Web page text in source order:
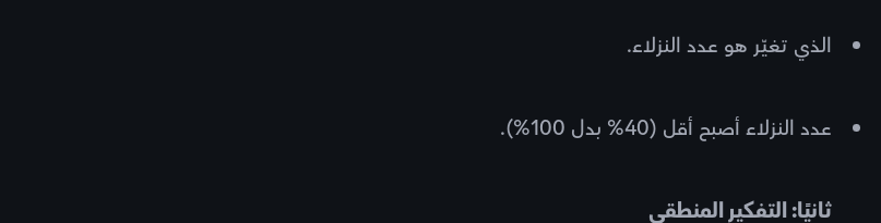
الذي تغيّر هو عدد النزلاء.
عدد النزلاء أصبح أقل (40% بدل 100%).
ثانيًا: التفكير المنطقي